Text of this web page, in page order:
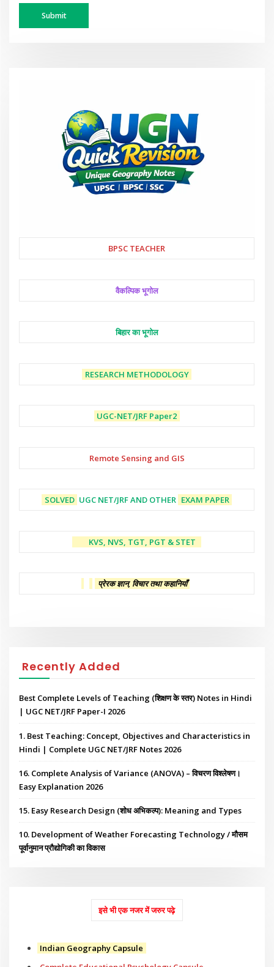
BPSC TEACHER
वैकल्पिक भूगोल
बिहार का भूगोल
RESEARCH METHODOLOGY
UGC-NET/JRF Paper2
Remote Sensing and GIS
SOLVED UGC NET/JRF AND OTHER EXAM PAPER
KVS, NVS, TGT, PGT & STET
प्रेरक ज्ञान, विचार तथा कहानियाँ
Recently Added
Best Complete Levels of Teaching (शिक्षण के स्तर) Notes in Hindi
| UGC NET/JRF Paper-I 2026
1. Best Teaching: Concept, Objectives and Characteristics in
Hindi | Complete UGC NET/JRF Notes 2026
16. Complete Analysis of Variance (ANOVA) – विचरण विश्लेषण।
Easy Explanation 2026
15. Easy Research Design (शोध अभिकल्प): Meaning and Types
10. Development of Weather Forecasting Technology / मौसम
पूर्वानुमान प्रौद्योगिकी का विकास
इसे भी एक नजर में जरुर पढ़े
Indian Geography Capsule